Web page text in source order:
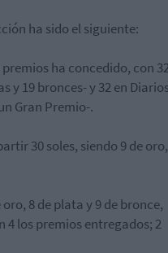
ha sido el siguiente:
ha concedido, con
y 19 bronces- y32 en
Gran Premio-.
30 soles, siendo 9 de oro,
oro, 8 de plata y 9 de bronce,
4 los premiosentregados; 2